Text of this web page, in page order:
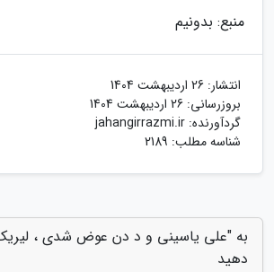
منبع: بدونیم
انتشار: 26 اردیبهشت 1404
بروزرسانی: 26 اردیبهشت 1404
گردآورنده: jahangirrazmi.ir
شناسه مطلب: 2189
به "علی یاسینی و د دن عوض شدی ، لیریک
دهید